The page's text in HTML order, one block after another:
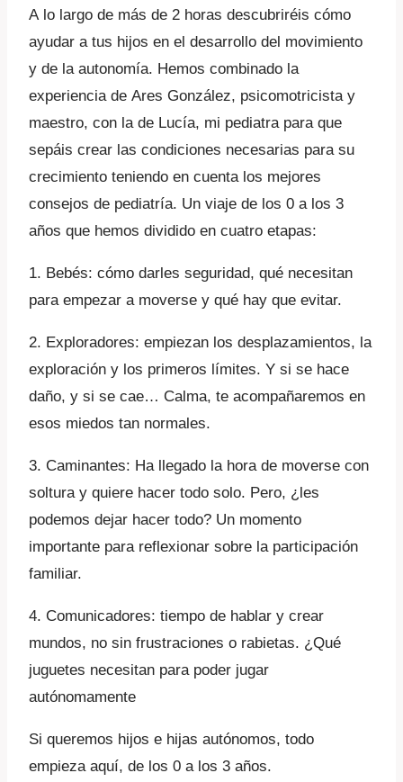
A lo largo de más de 2 horas descubriréis cómo
ayudar a tus hijos en el desarrollo del movimiento
y de la autonomía. Hemos combinado la
experiencia de Ares González, psicomotricista y
maestro, con la de Lucía, mi pediatra para que
sepáis crear las condiciones necesarias para su
crecimiento teniendo en cuenta los mejores
consejos de pediatría. Un viaje de los 0 a los 3
años que hemos dividido en cuatro etapas:
1. Bebés: cómo darles seguridad, qué necesitan
para empezar a moverse y qué hay que evitar.
2. Exploradores: empiezan los desplazamientos, la
exploración y los primeros límites. Y si se hace
daño, y si se cae… Calma, te acompañaremos en
esos miedos tan normales.
3. Caminantes: Ha llegado la hora de moverse con
soltura y quiere hacer todo solo. Pero, ¿les
podemos dejar hacer todo? Un momento
importante para reflexionar sobre la participación
familiar.
4. Comunicadores: tiempo de hablar y crear
mundos, no sin frustraciones o rabietas. ¿Qué
juguetes necesitan para poder jugar
autónomamente
Si queremos hijos e hijas autónomos, todo
empieza aquí, de los 0 a los 3 años.